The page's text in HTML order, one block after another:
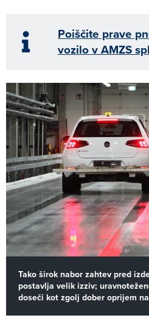
Poiščite prave
vozilo v AMZS
Tako širok nabor zahtev pred
postavlja velik izziv;
doseči kot zgolj dober oprijem